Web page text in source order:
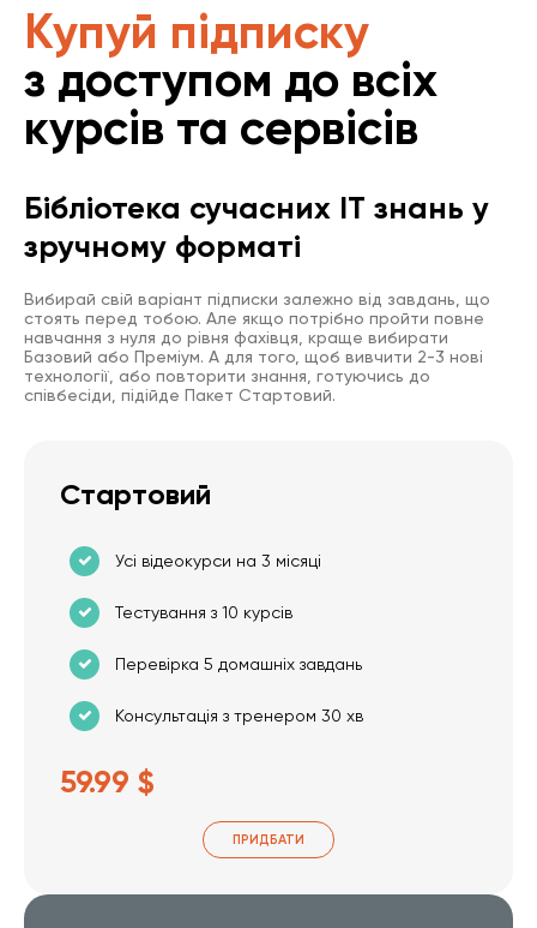
Купуй підписку
з доступом до всіх
курсів та сервісів
Бібліотека сучасних IT знань у
зручному форматі
Вибирай свій варіант підписки залежно від завдань, що
стоять перед тобою. Але якщо потрібно пройти повне
навчання з нуля до рівня фахівця, краще вибирати
Базовий або Преміум. А для того, щоб вивчити 2-3 нові
технології, або повторити знання, готуючись до
співбесіди, підійде Пакет Стартовий.
Стартовий
Усі відеокурси на 3 місяці
Тестування з 10 курсів
Перевірка 5 домашніх завдань
Консультація з тренером 30 хв
59.99 $
ПРИДБАТИ